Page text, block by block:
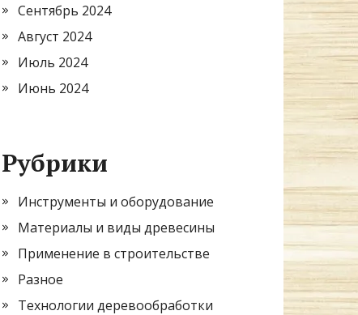
Сентябрь 2024
Август 2024
Июль 2024
Июнь 2024
Рубрики
Инструменты и оборудование
Материалы и виды древесины
Применение в строительстве
Разное
Технологии деревообработки